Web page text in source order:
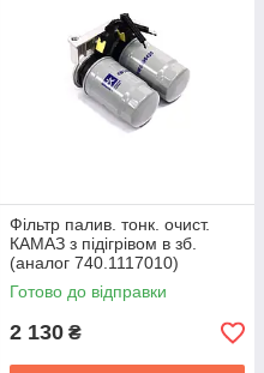
Фільтр палив. тонк. очист.
КАМАЗ з підігрівом в зб.
(аналог 740.1117010)
6W.55.348.10
Готово до відправки
2 130 ₴